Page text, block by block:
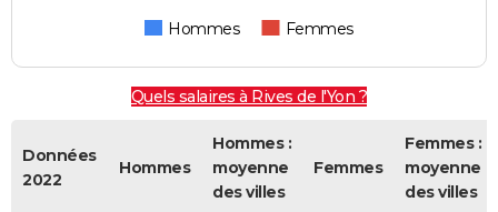
Hommes Femmes
Quels salaires à Rives de l'Yon ?
Données
2022
Hommes
Hommes :
moyenne
des villes
Femmes
Femmes :
moyenne
des villes